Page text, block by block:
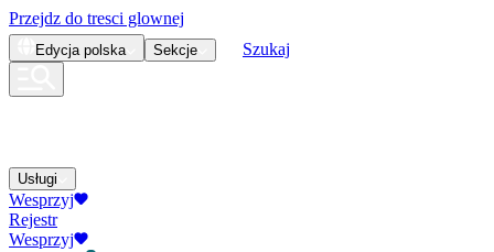
Przejdz do tresci glownej
Edycja polska Sekcje Szukaj
Usługi
Wesprzyj
Rejestr
Wesprzyj